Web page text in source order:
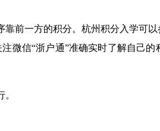
前一方的积分。杭州积分入学可
注微信“浙户通”准确实时了解自己